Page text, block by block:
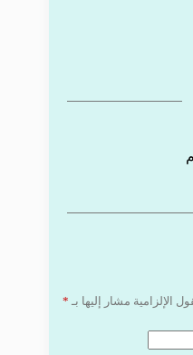
الإلزامية مشار إليها بـ *